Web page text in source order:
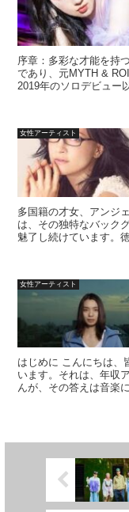
序章：多彩な才能を持
であり、元MYTH &
2019年のソロデビュー
女性アーティスト
多国籍の才女、アンジ
は、その独特なバック
魅了し続けています。
女性アーティスト
はじめに こんにちは、
います。それは、年収
んが、その答えは音楽